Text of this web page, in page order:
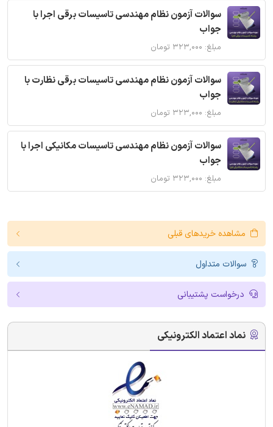
سوالات آزمون نظام مهندسی تاسیسات برقی اجرا با
جواب
مبلغ: ۳۲۳,۰۰۰ تومان
سوالات آزمون نظام مهندسی تاسیسات برقی نظارت با
جواب
مبلغ: ۳۲۳,۰۰۰ تومان
سوالات آزمون نظام مهندسی تاسیسات مکانیکی اجرا با
جواب
مبلغ: ۳۲۳,۰۰۰ تومان
مشاهده خریدهای قبلی
سوالات متداول
درخواست پشتیبانی
نماد اعتماد الکترونیکی